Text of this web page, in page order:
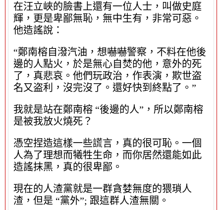
在汪立峽的臉書上還有一位人士，叫做史庭
輝，更是卑鄙無恥，無中生有，非常可惡。
他造謠說：
“鄭南榕自潑汽油，想嚇嚇警察，不料在他後
邊的人點火，於是無心自焚的他，意外的死
了，真悲哀。他們玩政治，作表演，欺世盗
名又盗利，沒完沒了。還好快到終點了。”
我就是站在鄭南榕 “後邊的人”，所以鄭南榕
是被我放火燒死？
憑空捏造這樣一些謊言，真的很可恥。一個
人為了理想而犧牲生命，而你居然還能如此
造謠抹黑，真的很卑鄙。
現在的人渣黨就是一群貪婪無度的猥瑣人
渣，但是 “黨外”; 跟這群人渣無關。